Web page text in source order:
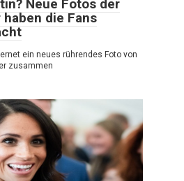
Neue Fotos der
die Fans
ein neues rührendes Foto von
zusammen